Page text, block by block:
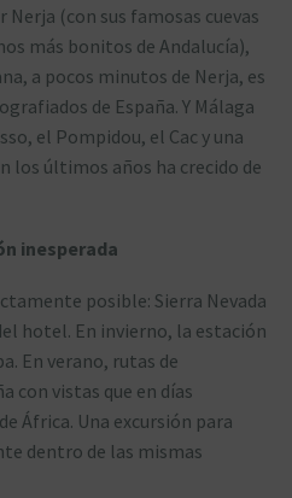
(con sus famosas cuevas
más bonitos de Andalucía),
a pocos minutos de Nerja, es
de España. Y Málaga
el Pompidou, el Cac y una
los últimos años ha crecido de
inesperada
posible: Sierra Nevada
hotel. En invierno, la estación
En verano, rutas de
con vistas que en días
África. Una excursión para
dentro de las mismas